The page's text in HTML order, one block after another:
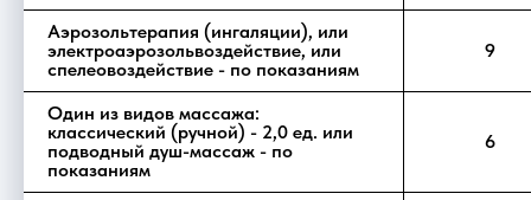
Аэрозольтерапия (ингаляции), или
электроаэрозольвоздействие, или
спелеовоздействие - по показаниям
9
Один из видов массажа:
классический (ручной) - 2,0 ед. или
подводный душ-массаж - по
показаниям
6